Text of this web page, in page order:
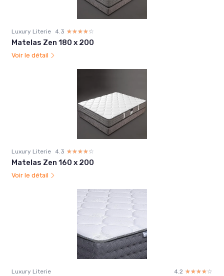
Luxury Literie 4.3 ☆☆☆☆☆
★★★★★
Matelas Zen 180 x 200
Voir le détail
Luxury Literie 4.3 ☆☆☆☆☆
★★★★★
Matelas Zen 160 x 200
Voir le détail
Luxury Literie 4.2 ☆☆☆☆☆
★★★★★